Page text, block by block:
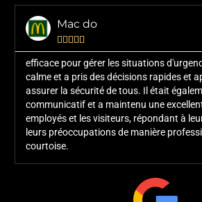
Mac do
    
efficace pour gérer les situations
calme et a pris des décisions rapides et
assurer la sécurité de tous. Il était
communicatif et a maintenu une
employés et les visiteurs, répondant à
leurs préoccupations de manière
courtoise.